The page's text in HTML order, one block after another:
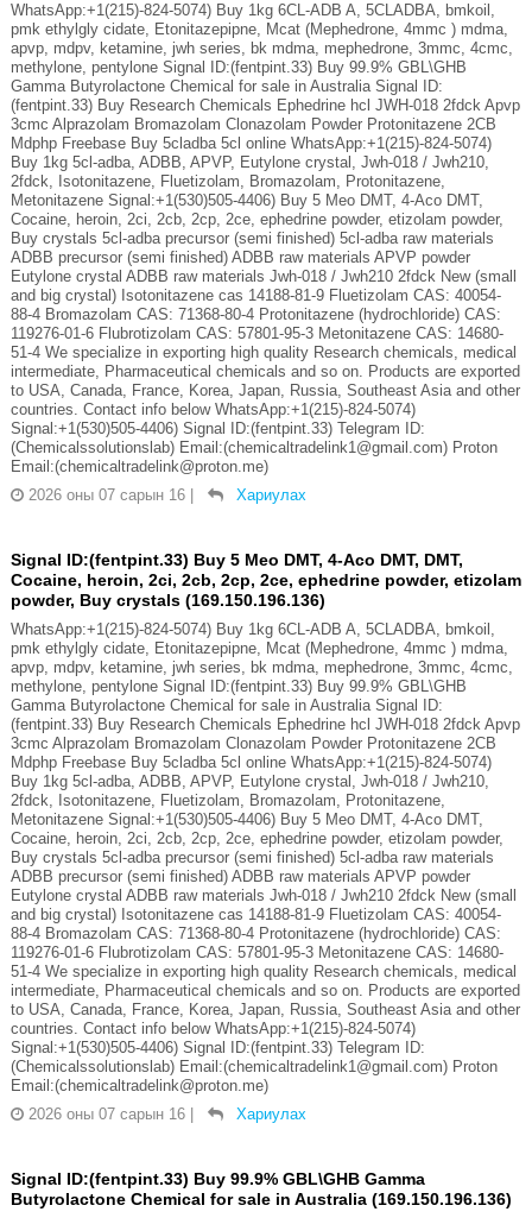
WhatsApp:+1(215)-824-5074) Buy 1kg 6CL-ADB A, 5CLADBA, bmkoil,
pmk ethylgly cidate, Etonitazepipne, Mcat (Mephedrone, 4mmc ) mdma,
apvp, mdpv, ketamine, jwh series, bk mdma, mephedrone, 3mmc, 4cmc,
methylone, pentylone Signal ID:(fentpint.33) Buy 99.9% GBL\GHB
Gamma Butyrolactone Chemical for sale in Australia Signal ID:
(fentpint.33) Buy Research Chemicals Ephedrine hcl JWH-018 2fdck Apvp
3cmc Alprazolam Bromazolam Clonazolam Powder Protonitazene 2CB
Mdphp Freebase Buy 5cladba 5cl online WhatsApp:+1(215)-824-5074)
Buy 1kg 5cl-adba, ADBB, APVP, Eutylone crystal, Jwh-018 / Jwh210,
2fdck, Isotonitazene, Fluetizolam, Bromazolam, Protonitazene,
Metonitazene Signal:+1(530)505-4406) Buy 5 Meo DMT, 4-Aco DMT,
Cocaine, heroin, 2ci, 2cb, 2cp, 2ce, ephedrine powder, etizolam powder,
Buy crystals 5cl-adba precursor (semi finished) 5cl-adba raw materials
ADBB precursor (semi finished) ADBB raw materials APVP powder
Eutylone crystal ADBB raw materials Jwh-018 / Jwh210 2fdck New (small
and big crystal) Isotonitazene cas 14188-81-9 Fluetizolam CAS: 40054-
88-4 Bromazolam CAS: 71368-80-4 Protonitazene (hydrochloride) CAS:
119276-01-6 Flubrotizolam CAS: 57801-95-3 Metonitazene CAS: 14680-
51-4 We specialize in exporting high quality Research chemicals, medical
intermediate, Pharmaceutical chemicals and so on. Products are exported
to USA, Canada, France, Korea, Japan, Russia, Southeast Asia and other
countries. Contact info below WhatsApp:+1(215)-824-5074)
Signal:+1(530)505-4406) Signal ID:(fentpint.33) Telegram ID:
(Chemicalssolutionslab) Email:(chemicaltradelink1@gmail.com) Proton
Email:(chemicaltradelink@proton.me)
2026 оны 07 сарын 16
Хариулах
Signal ID:(fentpint.33) Buy 5 Meo DMT, 4-Aco DMT, DMT,
Cocaine, heroin, 2ci, 2cb, 2cp, 2ce, ephedrine powder, etizolam
powder, Buy crystals (169.150.196.136)
WhatsApp:+1(215)-824-5074) Buy 1kg 6CL-ADB A, 5CLADBA, bmkoil,
pmk ethylgly cidate, Etonitazepipne, Mcat (Mephedrone, 4mmc ) mdma,
apvp, mdpv, ketamine, jwh series, bk mdma, mephedrone, 3mmc, 4cmc,
methylone, pentylone Signal ID:(fentpint.33) Buy 99.9% GBL\GHB
Gamma Butyrolactone Chemical for sale in Australia Signal ID:
(fentpint.33) Buy Research Chemicals Ephedrine hcl JWH-018 2fdck Apvp
3cmc Alprazolam Bromazolam Clonazolam Powder Protonitazene 2CB
Mdphp Freebase Buy 5cladba 5cl online WhatsApp:+1(215)-824-5074)
Buy 1kg 5cl-adba, ADBB, APVP, Eutylone crystal, Jwh-018 / Jwh210,
2fdck, Isotonitazene, Fluetizolam, Bromazolam, Protonitazene,
Metonitazene Signal:+1(530)505-4406) Buy 5 Meo DMT, 4-Aco DMT,
Cocaine, heroin, 2ci, 2cb, 2cp, 2ce, ephedrine powder, etizolam powder,
Buy crystals 5cl-adba precursor (semi finished) 5cl-adba raw materials
ADBB precursor (semi finished) ADBB raw materials APVP powder
Eutylone crystal ADBB raw materials Jwh-018 / Jwh210 2fdck New (small
and big crystal) Isotonitazene cas 14188-81-9 Fluetizolam CAS: 40054-
88-4 Bromazolam CAS: 71368-80-4 Protonitazene (hydrochloride) CAS:
119276-01-6 Flubrotizolam CAS: 57801-95-3 Metonitazene CAS: 14680-
51-4 We specialize in exporting high quality Research chemicals, medical
intermediate, Pharmaceutical chemicals and so on. Products are exported
to USA, Canada, France, Korea, Japan, Russia, Southeast Asia and other
countries. Contact info below WhatsApp:+1(215)-824-5074)
Signal:+1(530)505-4406) Signal ID:(fentpint.33) Telegram ID:
(Chemicalssolutionslab) Email:(chemicaltradelink1@gmail.com) Proton
Email:(chemicaltradelink@proton.me)
2026 оны 07 сарын 16
Хариулах
Signal ID:(fentpint.33) Buy 99.9% GBL\GHB Gamma
Butyrolactone Chemical for sale in Australia (169.150.196.136)